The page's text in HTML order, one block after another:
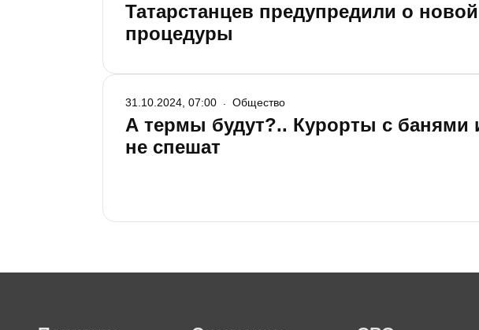
Татарстанцев предупредили о
процедуры
А термы будут?.. Курорты с банями
не спешат
31.10.2024, 07:00 Общество